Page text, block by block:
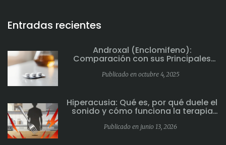
Entradas recientes
Androxal (Enclomifeno):
Comparación con sus Principales
Publicado en octubre 4, 2025
Hiperacusia: Qué es, por qué duele el
sonido y cómo funciona la terapia
Publicado en junio 13, 2026